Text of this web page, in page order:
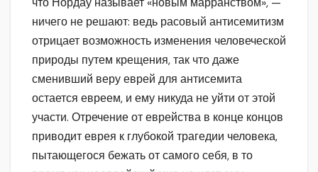
ничего не решают: ведь расовый антисемитизм
отрицает возможность изменения человеческой
природы путем крещения, так что даже
сменивший веру еврей для антисемита
остается евреем, и ему никуда не уйти от этой
участи. Отречение от еврейства в конце концов
приводит еврея к глубокой трагедии человека,
пытающегося бежать от самого себя, в то